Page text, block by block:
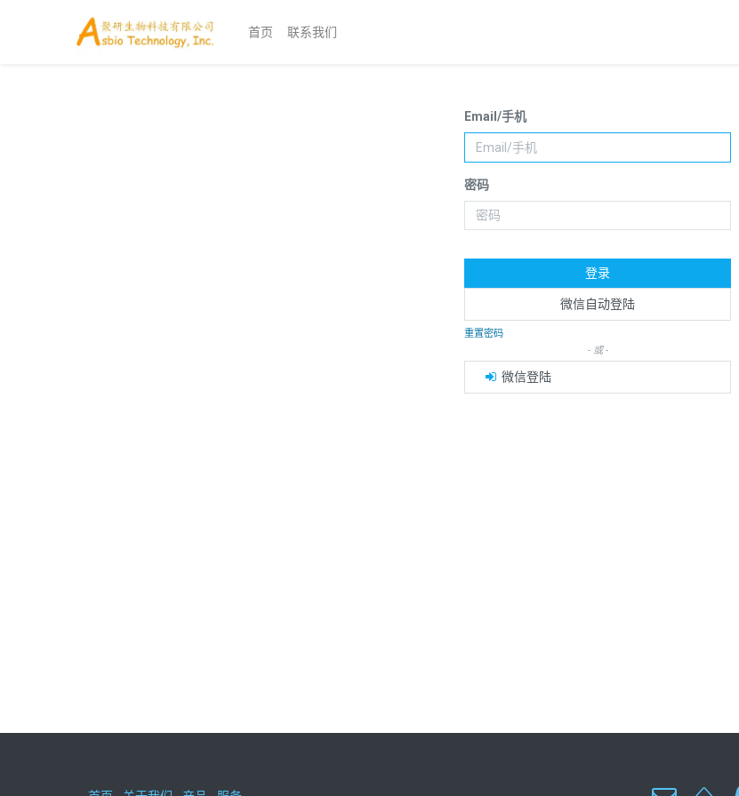
首页 联系我们
Email/手机
密码
登录
微信自动登陆
重置密码
- 或 -
微信登陆